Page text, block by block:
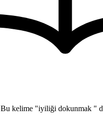
Bu kelime "iyiliği dokunmak "